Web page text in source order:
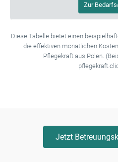
Zur
Diese Tabelle bietet einen
die effektiven monatlichen
Pflegekraft aus Polen.
Jetzt